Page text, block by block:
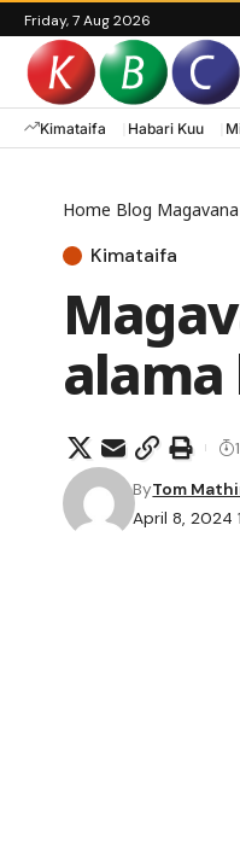
Friday, 7 Aug 2026
Kimataifa Habari Kuu
Home Blog
Kimataifa
April 8, 2024
ByTom